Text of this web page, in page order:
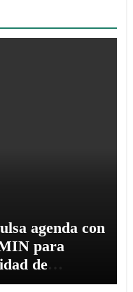
agenda con
para
de